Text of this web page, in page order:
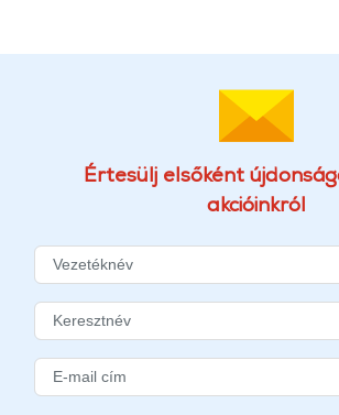
Értesülj elsőként
akcióinkról